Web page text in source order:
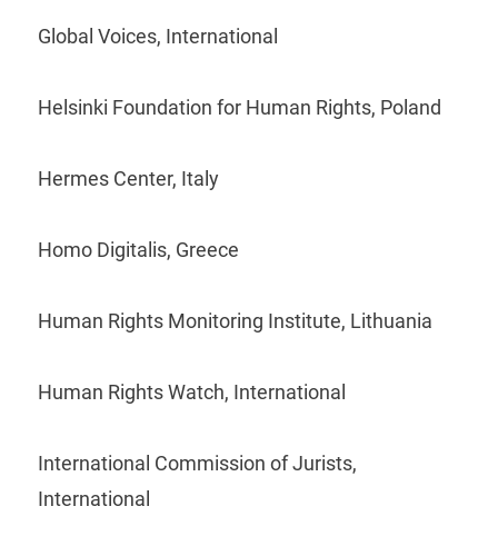
Global Voices, International
Helsinki Foundation for Human Rights, Poland
Hermes Center, Italy
Homo Digitalis, Greece
Human Rights Monitoring Institute, Lithuania
Human Rights Watch, International
International Commission of Jurists,
International